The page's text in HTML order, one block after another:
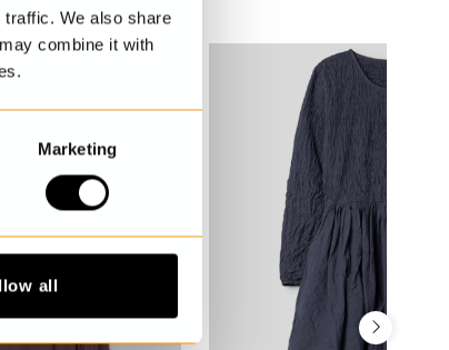
We also share
combine it with
Marketing
all